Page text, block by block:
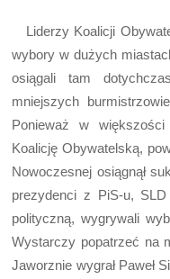
Liderzy Koalicji
wybory w dużych
osiągali tam
mniejszych
Ponieważ w
Koalicję Obywatelską,
Nowoczesnej osiągnął
prezydenci z PiS-u,
polityczną, wygrywali
Wystarczy popatrzeć na
Jaworznie wygrał Paweł